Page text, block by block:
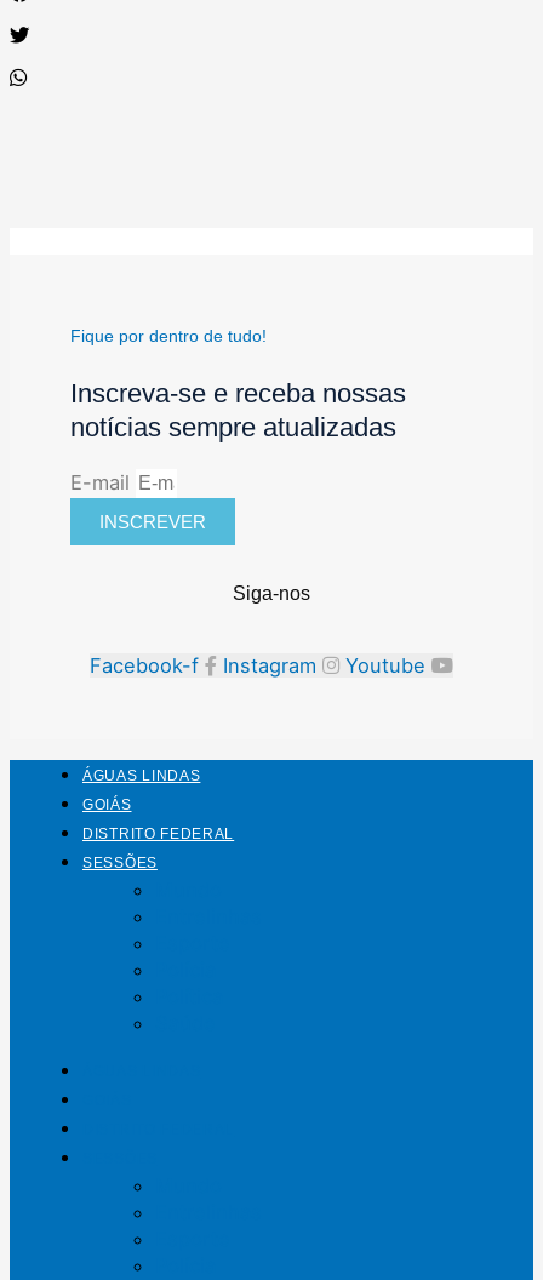
Fique por dentro de tudo!
Inscreva-se e receba nossas
notícias sempre atualizadas
E-mail
INSCREVER
Siga-nos
Facebook-f Instagram Youtube
ÁGUAS LINDAS
GOIÁS
DISTRITO FEDERAL
SESSÕES